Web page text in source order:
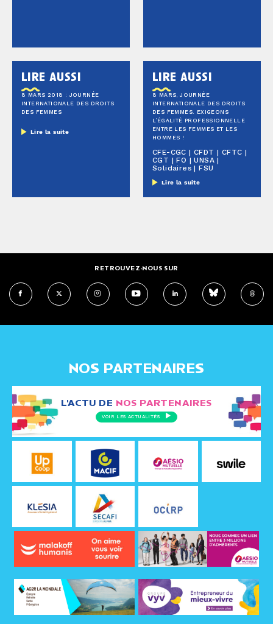
lire aussi
8 MARS 2018 : JOURNÉE
INTERNATIONALE DES DROITS
DES FEMMES
Lire la suite
lire aussi
8 MARS, JOURNÉE
INTERNATIONALE DES DROITS
DES FEMMES. EXIGEONS
L’ÉGALITÉ PROFESSIONNELLE
ENTRE LES FEMMES ET LES
HOMMES !
CFE-CGC | CFDT | CFTC |
CGT | FO | UNSA |
Solidaires | FSU
Lire la suite
RETROUVEZ-NOUS SUR
NOS PARTENAIRES
L'ACTU DE NOS PARTENAIRES
VOIR LES ACTUALITÉS